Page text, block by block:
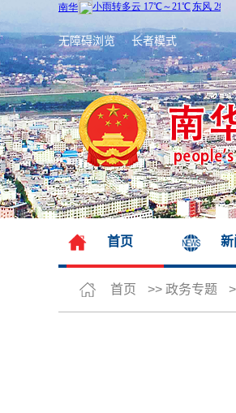
无障碍浏览 长者模式
首页 新
首页 >> 政务专题